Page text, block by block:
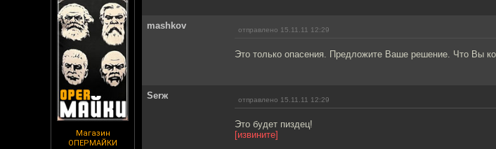
Магазин
ОПЕРМАЙКИ
mashkov отправлено 15.11.11 12:29
Это только опасения. Предложите Ваше решение. Что Вы
Serж отправлено 15.11.11 12:29
Это будет пиздец!
[извините]